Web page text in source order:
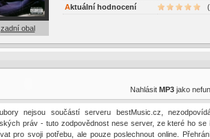
zadní obal
Aktuální hodnocení
Nahlásit MP3 jako
nejsou součástí serveru bestMusic.cz,
práv - tuto zodpovědnost nese server, ze které ho se
pro svoji potřebu, ale pouze poslechnout online.